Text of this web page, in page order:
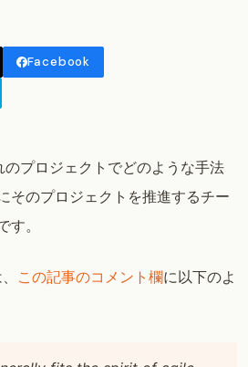
Facebook
プロジェクトでどのような手法
そのプロジェクトを推進するチー
。
この記事のコメント欄に以下のよ